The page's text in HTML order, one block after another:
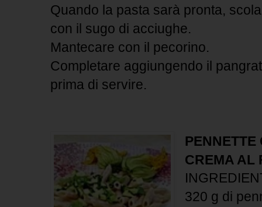
Quando la pasta sarà pronta,
con il sugo di acciughe.
Mantecare con il pecorino.
Completare aggiungendo il
prima di servire.
PENNETTE
CREMA AL
320 g di